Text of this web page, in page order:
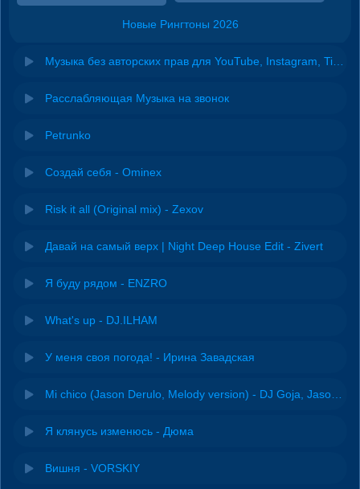
Новые Рингтоны 2026
Расслабляющая Музыка на звонок
Petrunko
Создай себя - Ominex
Risk it all (Original mix) - Zexov
Давай на самый верх | Night Deep House Edit - Zivert
Я буду рядом - ENZRO
What's up - DJ.ILHAM
У меня своя погода! - Ирина Завадская
Я клянусь изменюсь - Дюма
Вишня - VORSKIY